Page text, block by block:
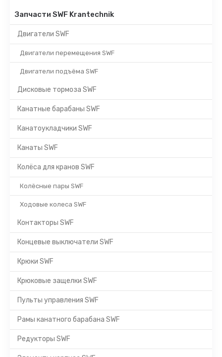
Запчасти SWF Krantechnik
Двигатели SWF
Двигатели перемещения SWF
Двигатели подъёма SWF
Дисковые тормоза SWF
Канатные барабаны SWF
Канатоукладчики SWF
Канаты SWF
Колёса для кранов SWF
Колёсные пары SWF
Ходовые колеса SWF
Контакторы SWF
Концевые выключатели SWF
Крюки SWF
Крюковые защелки SWF
Пульты управления SWF
Рамы канатного барабана SWF
Редукторы SWF